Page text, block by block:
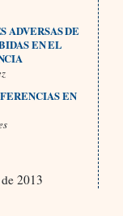
ADVERSAS DE
EN EL
EN
2013